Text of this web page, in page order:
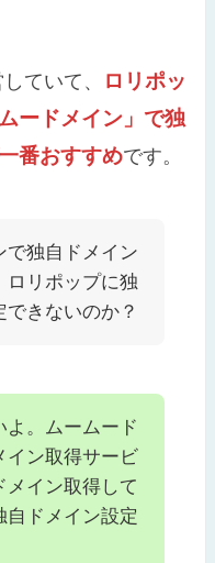
ていて、
ロリポッ
ードメイン」で独
番おすすめです。
で独自ドメイン
ロリポップに独
できないのか？
よ。ムームード
イン取得サービ
メイン取得して
自ドメイン設定